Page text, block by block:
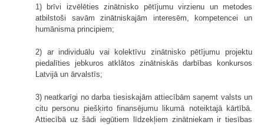
1) brīvi izvēlēties zinātnisko pētījumu virzienu un metodes
atbilstoši savām zinātniskajām interesēm, kompetencei un
humānisma principiem;
2) ar individuālu vai kolektīvu zinātnisko pētījumu projektu
piedalīties jebkuros atklātos zinātniskās darbības konkursos
Latvijā un ārvalstīs;
3) neatkarīgi no darba tiesiskajām attiecībām saņemt valsts un
citu personu piešķirto finansējumu likumā noteiktajā kārtībā.
Attiecībā uz šādi iegūtiem līdzekļiem zinātniekam ir tiesības